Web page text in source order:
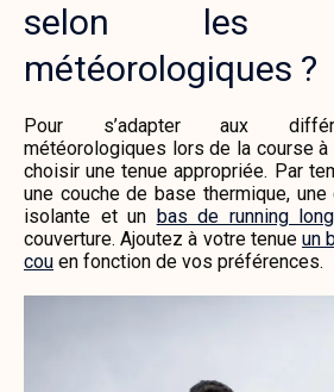
selon les
météorologiques ?
Pour s’adapter aux
météorologiques lors de la course
choisir une tenue appropriée. Par
une couche de base thermique,
isolante et un bas de running long
couverture. Ajoutez à votre tenue un
cou en fonction de vos préférences.